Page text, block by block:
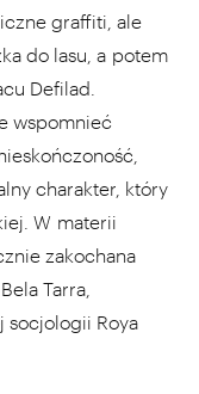
graffiti, ale
do lasu, a potem
Defilad.
wspomnieć
charakter, który
W materii
zakochana
Tarra,
socjologii Roya